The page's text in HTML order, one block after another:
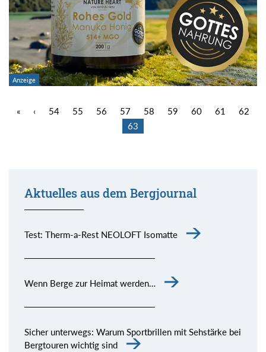
« ‹ 54 55 56 57 58 59 60 61
62
63
Aktuelles aus dem Bergjournal
Test: Therm-a-Rest NEOLOFT Isomatte
Wenn Berge zur Heimat werden…
Sicher unterwegs: Warum Sportbrillen mit Sehstärke bei
Bergtouren wichtig sind